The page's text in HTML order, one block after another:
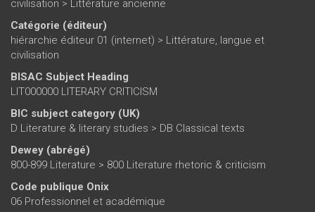
civilisation > Littérature ancienne
Catégorie (éditeur)
hiérarchie éditeur 01 (internet) > Littérature, langue et
civilisation
BISAC Subject Heading
LIT000000 LITERARY CRITICISM
BIC subject category (UK)
D Literature & literary studies > DB Classical texts
Dewey (abrégé)
800-899 Literature > 800 Literature rhetoric & criticism
Code publique Onix
06 Professionnel et académique